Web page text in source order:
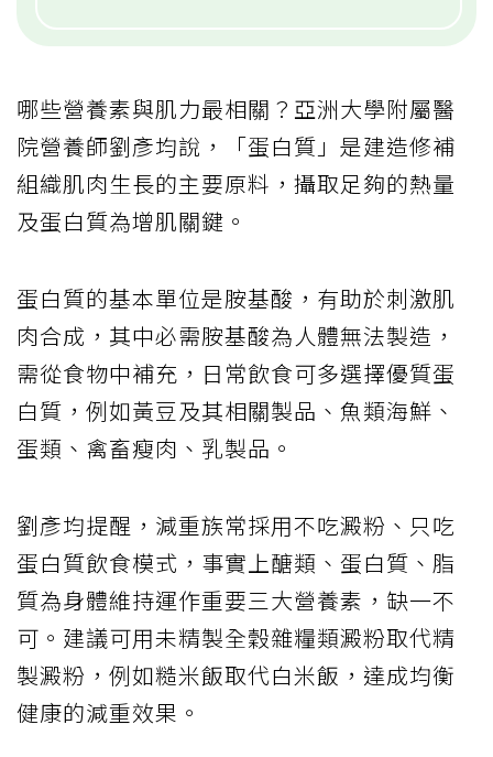
哪些營養素與肌力最相關？亞洲大學附屬醫
院營養師劉彥均說，「蛋白質」是建造修補
組織肌肉生長的主要原料，攝取足夠的熱量
及蛋白質為增肌關鍵。
蛋白質的基本單位是胺基酸，有助於刺激肌
肉合成，其中必需胺基酸為人體無法製造，
需從食物中補充，日常飲食可多選擇優質蛋
白質，例如黃豆及其相關製品、魚類海鮮、
蛋類、禽畜瘦肉、乳製品。
劉彥均提醒，減重族常採用不吃澱粉、只吃
蛋白質飲食模式，事實上醣類、蛋白質、脂
質為身體維持運作重要三大營養素，缺一不
可。建議可用未精製全穀雜糧類澱粉取代精
製澱粉，例如糙米飯取代白米飯，達成均衡
健康的減重效果。